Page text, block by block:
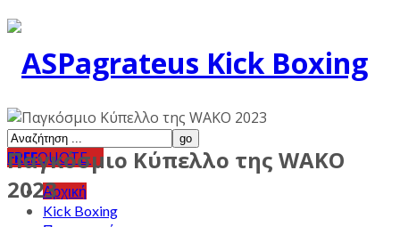
FREEQUOTE
Αρχική
Kick Boxing
Παγκόσμιο Κύπελλο της WAKO
2023